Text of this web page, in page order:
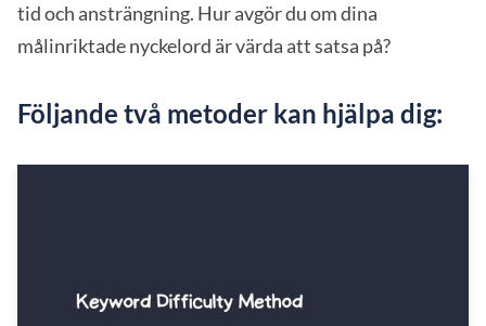
tid och ansträngning. Hur avgör du om dina
målinriktade nyckelord är värda att satsa på?
Följande två metoder kan hjälpa dig: